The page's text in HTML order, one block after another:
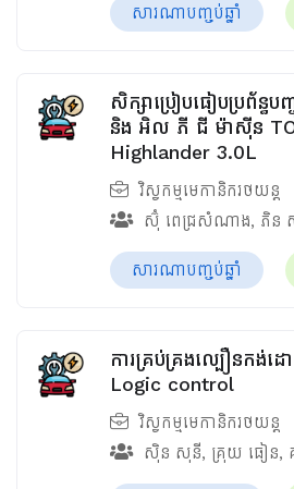
សារណាបញ្ចប់ឆ្នាំ
សិក្សាប្រៀបធៀបប្រព័ន្ធបញ្
និង អិល ភី ជី ម៉ាស៊ីន
Highlander 3.0L
វិស្វកម្មមេកានិករថយន្ត
ស៊ុំ ពេជ្រសំណាង, ភិន
សារណាបញ្ចប់ឆ្នាំ
ការគ្រប់គ្រងល្បឿនកង់ដ
Logic control
វិស្វកម្មមេកានិករថយន្ត
ស៊ិន សុនី, គ្រុយ ធៀន,